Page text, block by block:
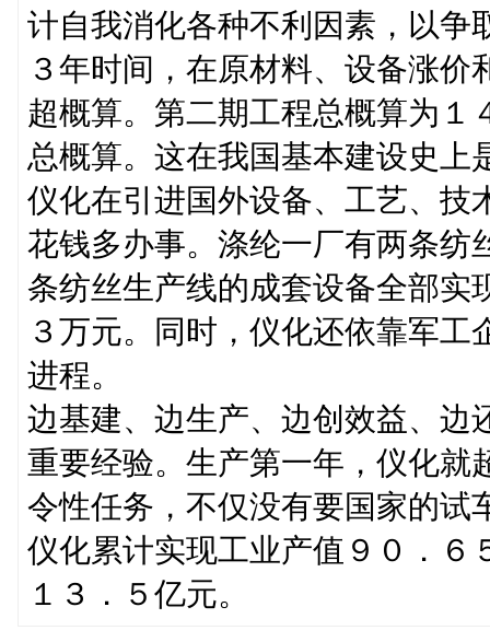
计自我消化各种不利因素，以争
３年时间，在原材料、设备涨
超概算。第二期工程总概算为１
总概算。这在我国基本建设史上
仪化在引进国外设备、工艺、技
花钱多办事。涤纶一厂有两条纺
条纺丝生产线的成套设备全部实
３万元。同时，仪化还依靠军
进程。
边基建、边生产、边创效益、边
重要经验。生产第一年，仪化就
令性任务，不仅没有要国家的试
仪化累计实现工业产值９０．６
１３．５亿元。